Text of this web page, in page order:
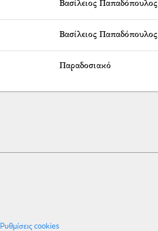
Βασίλειος Παπαδόπουλος
Βασίλειος Παπαδόπουλος
Παραδοσιακό
Ρυθμίσεις cookies